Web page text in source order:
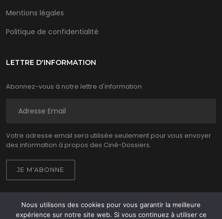
Mentions légales
Politique de confidentialité
LETTRE D'INFORMATION
Abonnez-vous à notre lettre d'information
Votre adresse email sera utilisée seulement pour vous envoyer
des information à propos des Ciné-Dossiers.
Nous utilisons des cookies pour vous garantir la meilleure
expérience sur notre site web. Si vous continuez à utiliser ce